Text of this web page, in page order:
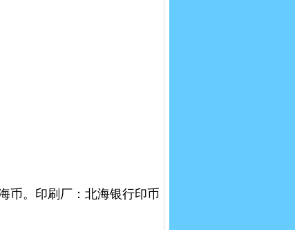
币。印刷厂：北海银行印币